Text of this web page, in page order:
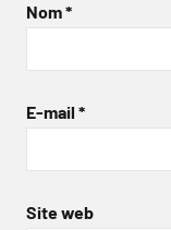
Nom*
E-mail *
Site web